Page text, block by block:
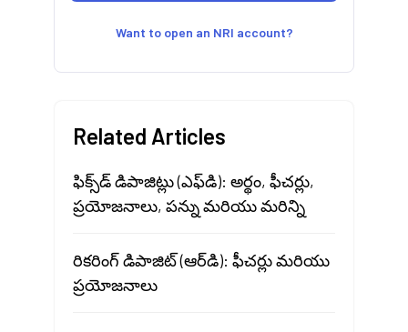
Want to open an NRI account?
Related Articles
ఫిక్స్‌డ్ డిపాజిట్లు (ఎఫ్‌డి): అర్థం, ఫీచర్లు,
ప్రయోజనాలు, పన్ను మరియు మరిన్ని
రికరింగ్ డిపాజిట్ (ఆర్‌డి): ఫీచర్లు మరియు
ప్రయోజనాలు